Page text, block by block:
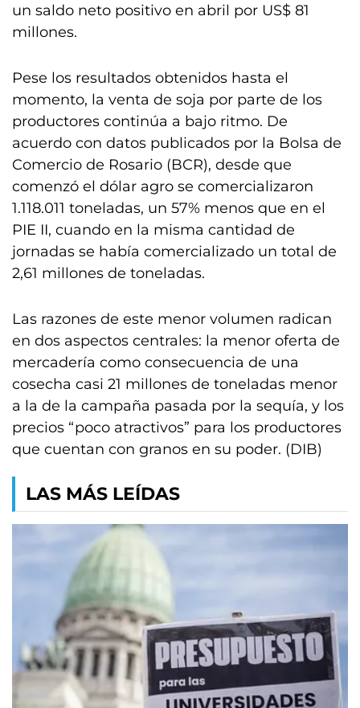
un saldo neto positivo en abril por US$ 81
millones.
Pese los resultados obtenidos hasta el
momento, la venta de soja por parte de los
productores continúa a bajo ritmo. De
acuerdo con datos publicados por la Bolsa de
Comercio de Rosario (BCR), desde que
comenzó el dólar agro se comercializaron
1.118.011 toneladas, un 57% menos que en el
PIE II, cuando en la misma cantidad de
jornadas se había comercializado un total de
2,61 millones de toneladas.
Las razones de este menor volumen radican
en dos aspectos centrales: la menor oferta de
mercadería como consecuencia de una
cosecha casi 21 millones de toneladas menor
a la de la campaña pasada por la sequía, y los
precios “poco atractivos” para los productores
que cuentan con granos en su poder. (DIB)
LAS MÁS LEÍDAS